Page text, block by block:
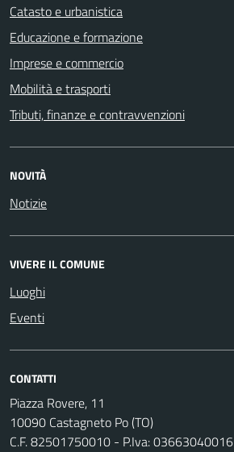
Catasto e urbanistica
Educazione e formazione
Imprese e commercio
Mobilità e trasporti
Tributi, finanze e contravvenzioni
NOVITÀ
Notizie
VIVERE IL COMUNE
Luoghi
Eventi
CONTATTI
Piazza Rovere, 11
10090 Castagneto Po (TO)
C.F. 82501750010 - P.Iva: 03663040016